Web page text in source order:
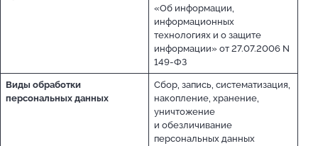
«Об информации,
информационных
технологиях и о защите
информации» от 27.07.2006 N
149-ФЗ
Виды обработки
персональных данных
Сбор, запись, систематизация,
накопление, хранение,
уничтожение
и обезличивание
персональных данных